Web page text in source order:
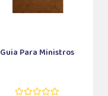
Guia Para Ministros